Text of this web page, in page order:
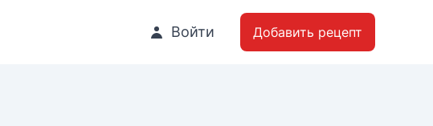
Войти Добавить рецепт